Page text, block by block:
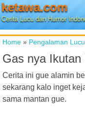
ketawa.com
Cerita Lucu dan Humor
Home » Pengalaman Lucu
Gas nya Ikutan
Cerita ini gue alamin
sekarang kalo inget
sama mantan gue.